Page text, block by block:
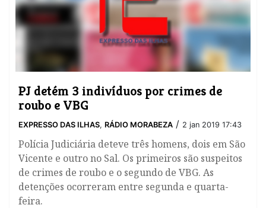
PJ detém 3 indivíduos por crimes de
roubo e VBG
EXPRESSO DAS ILHAS, RÁDIO MORABEZA / 2 jan 2019 17:43
Polícia Judiciária deteve três homens, dois em São
Vicente e outro no Sal. Os primeiros são suspeitos
de crimes de roubo e o segundo de VBG. As
detenções ocorreram entre segunda e quarta-
feira.